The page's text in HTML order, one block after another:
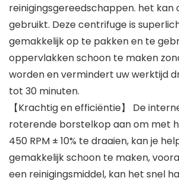
reinigingsgereedschappen. het kan
gebruikt. Deze centrifuge is
gemakkelijk op te pakken en te
oppervlakken schoon te maken
worden en vermindert uw werktijd
tot 30 minuten.
【Krachtig en efficiëntie】 De
roterende borstelkop aan om met
450 RPM ± 10% te draaien, kan je
gemakkelijk schoon te maken,
een reinigingsmiddel, kan het snel